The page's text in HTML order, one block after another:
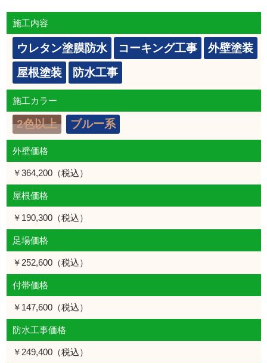
施工内容
ウレタン塗膜防水 コーキング工事
外壁塗装
屋根塗装
防水工事
施工カラー
2色以上 ブルー系
外壁価格
￥364,200（税込）
屋根価格
￥190,300（税込）
足場価格
￥252,600（税込）
付帯価格
￥147,600（税込）
防水工事価格
￥249,400（税込）